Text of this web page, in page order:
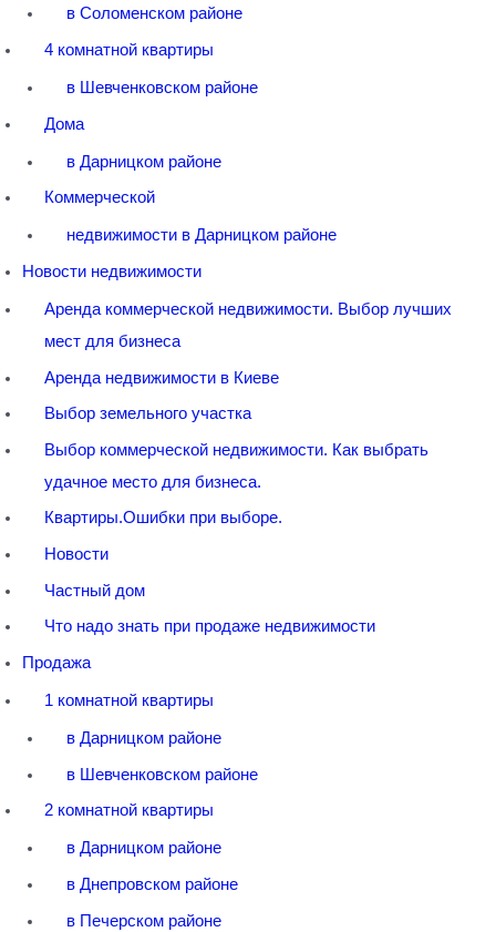
в Соломенском районе
4 комнатной квартиры
в Шевченковском районе
Дома
в Дарницком районе
Коммерческой
недвижимости в Дарницком районе
Новости недвижимости
Аренда коммерческой недвижимости. Выбор лучших
мест для бизнеса
Аренда недвижимости в Киеве
Выбор земельного участка
Выбор коммерческой недвижимости. Как выбрать
удачное место для бизнеса.
Квартиры.Ошибки при выборе.
Новости
Частный дом
Что надо знать при продаже недвижимости
Продажа
1 комнатной квартиры
в Дарницком районе
в Шевченковском районе
2 комнатной квартиры
в Дарницком районе
в Днепровском районе
в Печерском районе